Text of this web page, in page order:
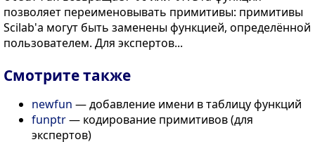
позволяет переименовывать примитивы: примитивы
Scilab'а могут быть заменены функцией, определённой
пользователем. Для экспертов...
Смотрите также
newfun — добавление имени в таблицу функций
funptr— кодирование примитивов (для
экспертов)